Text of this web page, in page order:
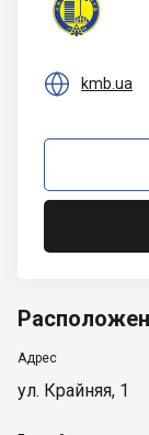
 kmb.ua
Адрес
ул. Крайняя, 1